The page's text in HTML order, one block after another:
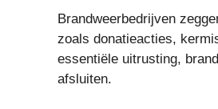
Brandweerbedrijven
zoals donatieacties,
essentiële uitrusting,
afsluiten.